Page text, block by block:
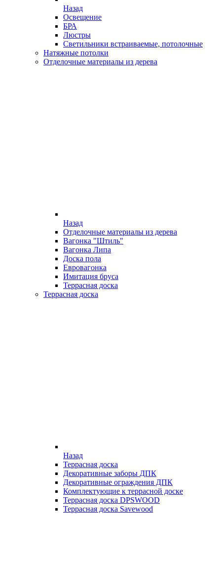
Назад
Освещение
БРА
Люстры
Светильники встраиваемые, потолочные
Натяжные потолки
Отделочные материалы из дерева
Назад
Отделочные материалы из дерева
Вагонка "Штиль"
Вагонка Липа
Доска пола
Евровагонка
Имитация бруса
Террасная доска
Террасная доска
Назад
Террасная доска
Декоративные заборы ДПК
Декоративные ограждения ДПК
Комплектующие к террасной доске
Террасная доска DPSWOOD
Террасная доска Savewood